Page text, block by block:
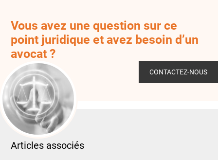
Vous avez une question sur ce
point juridique et avez besoin d’un
avocat ?
CONTACTEZ-NOUS
Articles associés